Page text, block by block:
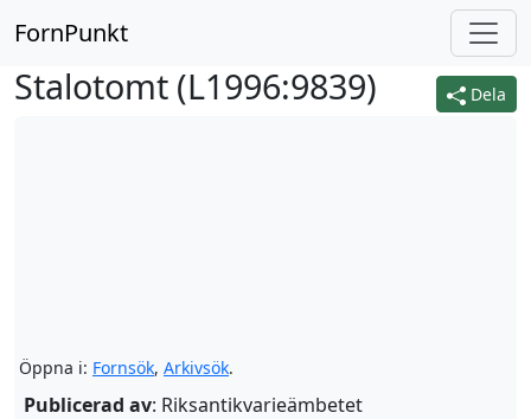
FornPunkt
Dela
Stalotomt (L1996:9839)
Öppna i: Fornsök, Arkivsök.
Publicerad av: Riksantikvarieämbetet